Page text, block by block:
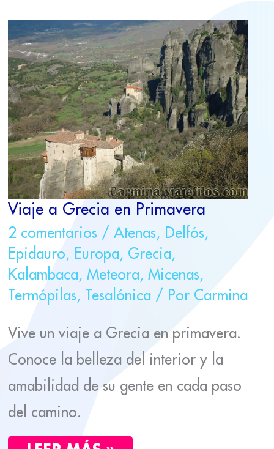
Viaje a Grecia en Primavera
2 comentarios / Atenas, Delfós,
Epidauro, Europa, Grecia,
Kalambaca, Meteora, Micenas,
Termópilas, Tesalónica/ Por Carmina
Vive un viaje a Grecia en primavera.
Conoce la belleza del interior y la
amabilidad de su gente en cada paso
del camino.
VIAJE
A
GRECIA
EN
PRIMAVERA